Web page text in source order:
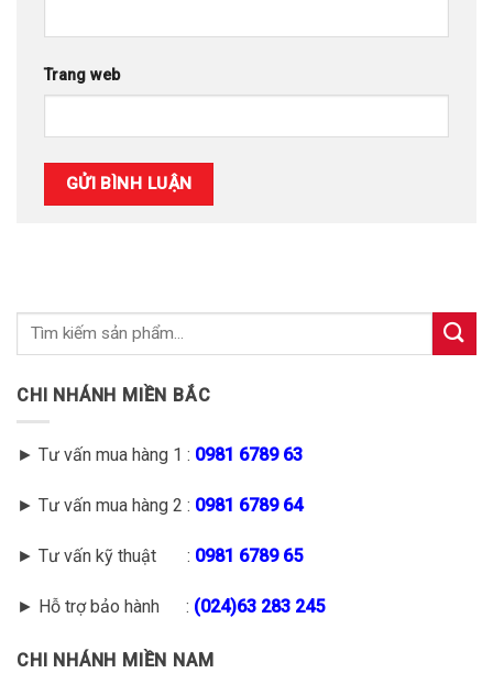
Trang web
CHI NHÁNH MIỀN BẮC
► Tư vấn mua hàng 1 : 0981 6789 63
► Tư vấn mua hàng 2 : 0981 6789 64
► Tư vấn kỹ thuật : 0981 6789 65
► Hỗ trợ bảo hành : (024)63 283 245
CHI NHÁNH MIỀN NAM